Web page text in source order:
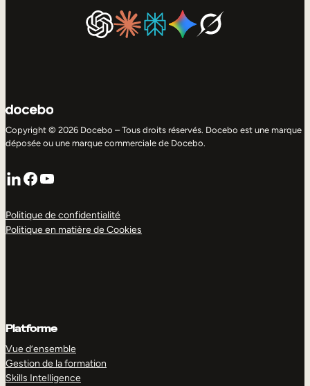
Copyright © 2026 Docebo – Tous droits réservés. Docebo est une marque
déposée ou une marque commerciale de Docebo.
LinkedIn
Facebook
YouTube
Politique de confidentialité
Politique en matière de Cookies
Platforme
Vue d’ensemble
Gestion de la formation
Skills Intelligence